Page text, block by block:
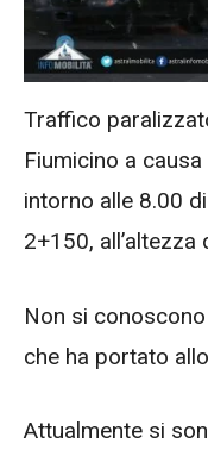
Traffico
Fiumicino a
intorno alle 8.00
2+150, all’altezza
Non si
che ha portato
Attualmente si